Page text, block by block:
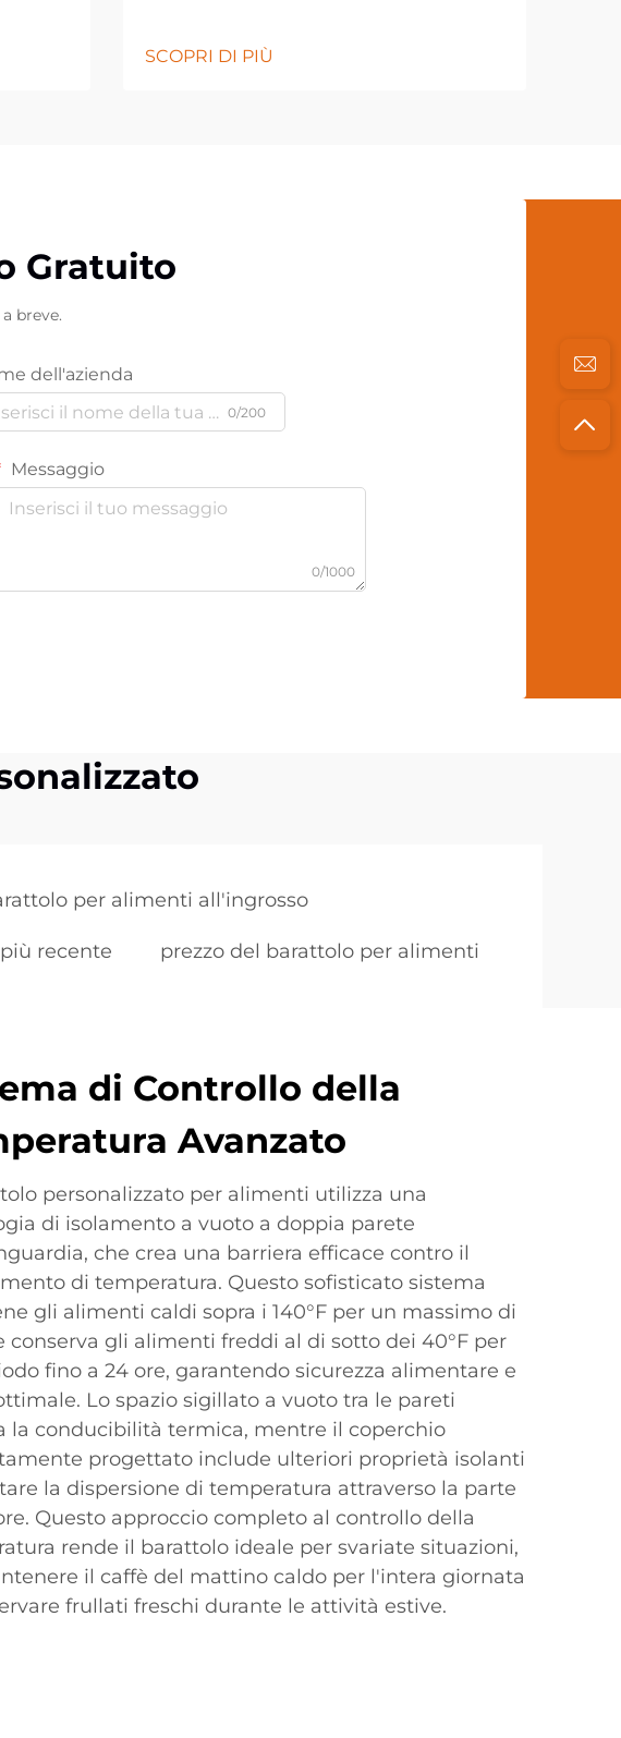
SCOPRI DI PIÙ
Gratuito
breve.
dell'azienda
0/200
Messaggio
0/1000
per alimenti all'ingrosso
recente prezzo del barattolo per alimenti
di Controllo della
Avanzato
personalizzato per alimenti utilizza una
di isolamento a vuoto a doppia parete
che crea una barriera efficace contro il
di temperatura. Questo sofisticato sistema
gli alimenti caldi sopra i 140°F per un massimo di
conserva gli alimenti freddi al di sotto dei 40°F per
fino a 24 ore, garantendo sicurezza alimentare e
Lo spazio sigillato a vuoto tra le pareti
la conducibilità termica, mentre il coperchio
progettato include ulteriori proprietà isolanti
la dispersione di temperatura attraverso la parte
Questo approccio completo al controllo della
rende il barattolo ideale per svariate situazioni,
il caffè del mattino caldo per l'intera giornata
frullati freschi durante le attività estive.